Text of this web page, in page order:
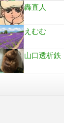
轟直人
えむむ
山口透析鉄